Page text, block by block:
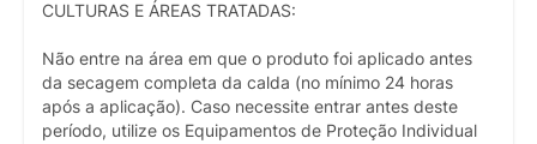
CULTURAS E ÁREAS TRATADAS:
Não entre na área em que o produto foi aplicado antes
da secagem completa da calda (no mínimo 24 horas
após a aplicação). Caso necessite entrar antes deste
período, utilize os Equipamentos de Proteção Individual